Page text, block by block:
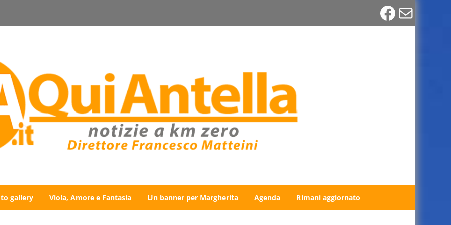
Email
gallery Viola, Amore e Fantasia Un banner per Margherita Agenda Rimani aggiornato